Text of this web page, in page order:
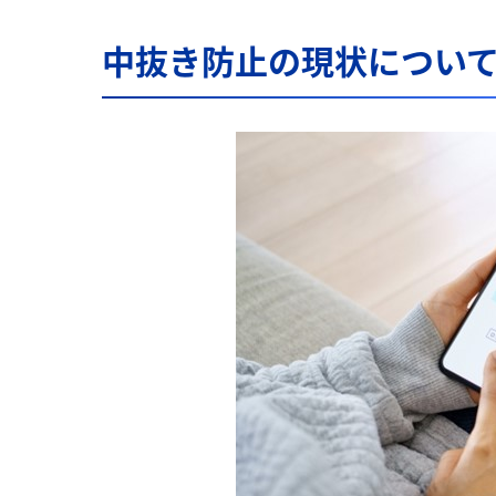
中抜き防止の現状につい